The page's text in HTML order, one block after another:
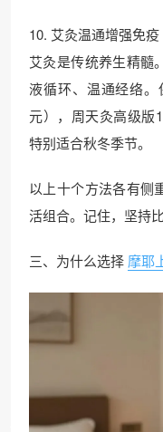
10. 艾灸温通增强免疫
艾灸是传统养生精髓
液循环、温通经络
元），周天灸高级版
特别适合秋冬季节。
以上十个方法各有侧
活组合。记住，坚持
三、为什么选择 摩耶